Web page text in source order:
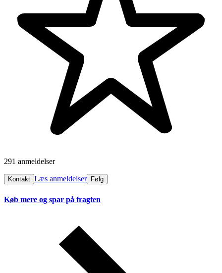
291 anmeldelser
Kontakt Læs anmeldelser Følg
Køb mere og spar på fragten